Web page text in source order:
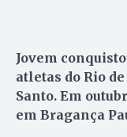
Jovem
atletas do Rio
Santo. Em
em Bragança